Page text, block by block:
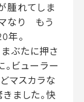
腫れてしま
マなり もう
年。
ぶたに押さ
ビューラー
マスカラな
ました。快